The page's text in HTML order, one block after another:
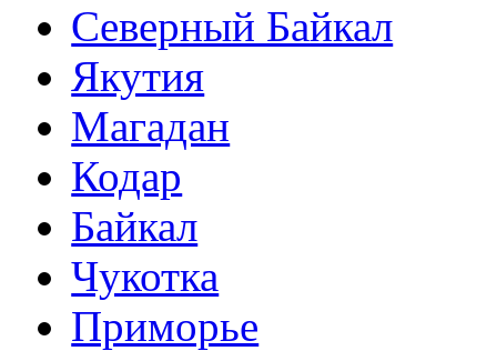
Северный Байкал
Якутия
Магадан
Кодар
Байкал
Чукотка
Приморье